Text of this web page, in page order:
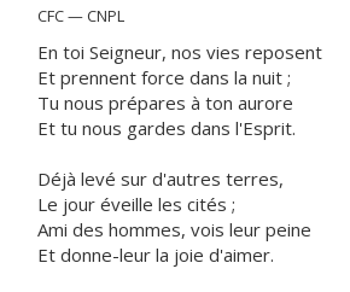
CFC — CNPL
En toi Seigneur, nos vies reposent
Et prennent force dans la nuit ;
Tu nous prépares à ton aurore
Et tu nous gardes dans l'Esprit.
Déjà levé sur d'autres terres,
Le jour éveille les cités ;
Ami des hommes, vois leur peine
Et donne-leur la joie d'aimer.